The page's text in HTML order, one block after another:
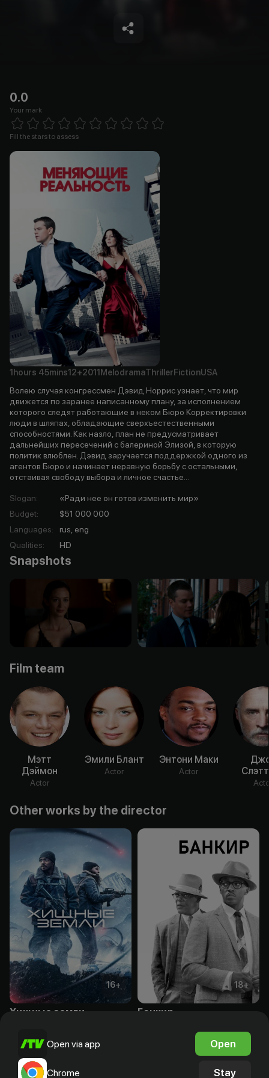
0.0
Your mark
1 Star 2 Stars 3 Stars
Fill the stars to assess
1hours 45mins12+2011 MelodramaThriller FictionUSA
Волею случая конгрессмен Дэвид Норрис узнает, что мир
движется по заранее написанному плану, за исполнением
которого следят работающие в неком Бюро Корректировки
люди в шляпах, обладающие сверхъестественными
способностями. Как назло, план не предусматривает
дальнейших пересечений с балериной Элизой, в которую
политик влюблен. Дэвид заручается поддержкой одного из
агентов Бюро и начинает неравную борьбу с остальными,
отстаивая свободу выбора и личное счастье...
Slogan:
«Ради нее он готов изменить мир»
Budget:
$51 000 000
Languages:
rus, eng
Qualities: HD
Snapshots
Film team
Мэтт
Дэймон
Actor
Эмили Блант
Actor
Энтони Маки
Actor
Other works by the director
16+
Хищные земли
18+
Банкир
Open via app Open
Chrome Stay